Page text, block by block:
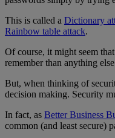
This is called a Dictionary
Rainbow table attack.
Of course, it might seem
remember than anything
But, when thinking of
decision making. Security
In fact, as Better Business
common (and least secure)